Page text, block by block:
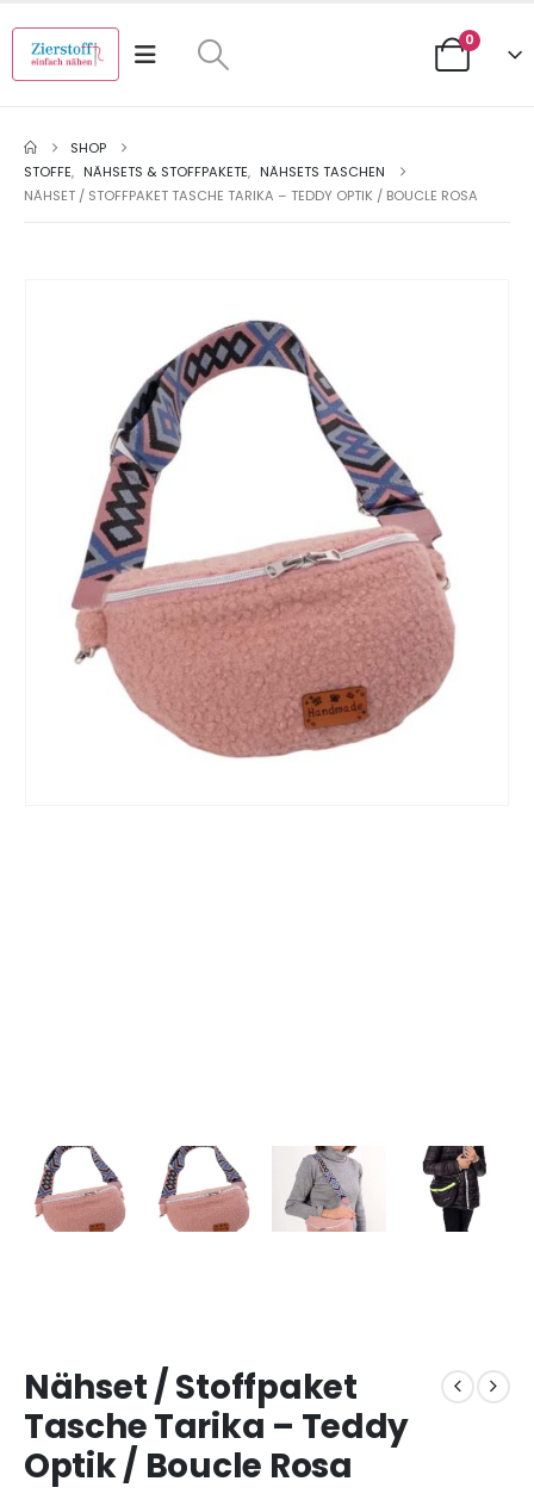
0
SHOP
STOFFE, NÄHSETS & STOFFPAKETE, NÄHSETS TASCHEN
NÄHSET / STOFFPAKET TASCHE TARIKA – TEDDY OPTIK / BOUCLE ROSA
Nähset / Stoffpaket
Tasche Tarika – Teddy
Optik / Boucle Rosa